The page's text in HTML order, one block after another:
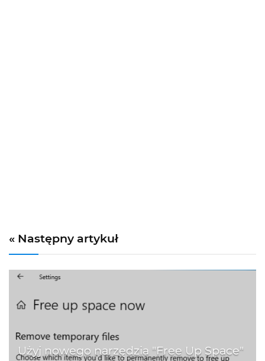
« Następny artykuł
Użyj nowego narzędzia "Free Up Space"